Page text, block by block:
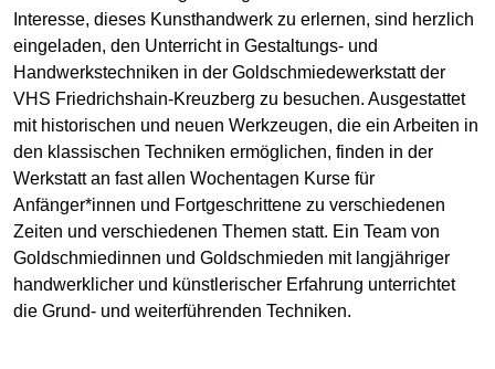
Interesse, dieses Kunsthandwerk zu erlernen, sind herzlich
eingeladen, den Unterricht in Gestaltungs- und
Handwerkstechniken in der Goldschmiedewerkstatt der
VHS Friedrichshain-Kreuzberg zu besuchen. Ausgestattet
mit historischen und neuen Werkzeugen, die ein Arbeiten in
den klassischen Techniken ermöglichen, finden in der
Werkstatt an fast allen Wochentagen Kurse für
Anfänger*innen und Fortgeschrittene zu verschiedenen
Zeiten und verschiedenen Themen statt. Ein Team von
Goldschmiedinnen und Goldschmieden mit langjähriger
handwerklicher und künstlerischer Erfahrung unterrichtet
die Grund- und weiterführenden Techniken.